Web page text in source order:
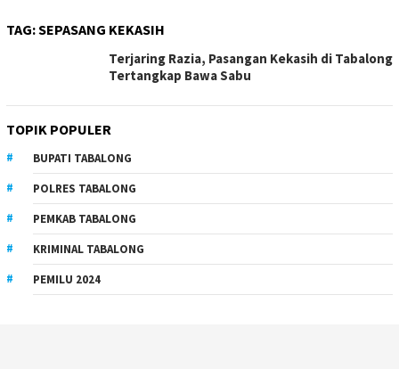
TAG:SEPASANG KEKASIH
Terjaring Razia, Pasangan Kekasih di Tabalong
Tertangkap Bawa Sabu
TOPIK POPULER
BUPATI TABALONG
POLRES TABALONG
PEMKAB TABALONG
KRIMINAL TABALONG
PEMILU 2024